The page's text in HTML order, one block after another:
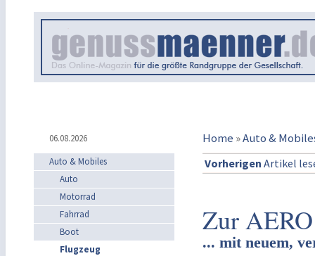
06.08.2026 Home »Auto &
Auto & Mobiles
Auto
Motorrad
Fahrrad
Boot
Flugzeug
Vorherigen Artikel
Zur
... mit neuem,